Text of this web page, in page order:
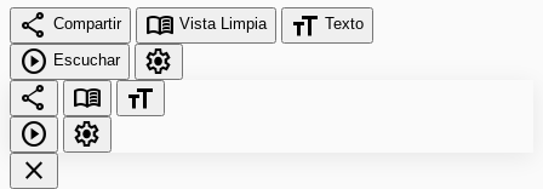
share Compartir menu_book Vista Limpia format_size Texto
play_circle Escuchar
settings
share
menu_book
format_size
play_circle
settings
close